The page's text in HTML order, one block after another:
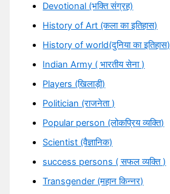
Devotional (भक्ति संग्रह)
History of Art (कला का इतिहास)
History of world(दुनिया का इतिहास)
Indian Army ( भारतीय सेना )
Players (खिलाड़ी)
Politician (राजनेता )
Popular person (लोकप्रिय व्यक्ति)
Scientist (वैज्ञानिक)
success persons ( सफल व्यक्ति )
Transgender (महान किन्नर)